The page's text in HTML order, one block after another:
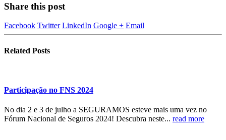
Share this post
Facebook Twitter LinkedIn Google + Email
Related Posts
Participação no FNS 2024
No dia 2 e 3 de julho a SEGURAMOS esteve mais uma vez no
Fórum Nacional de Seguros 2024! Descubra neste... read more